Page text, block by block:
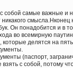
собой самые важные
Он понадобится и в
во всемирную
делятся на
(паспорт,
с собой, потому